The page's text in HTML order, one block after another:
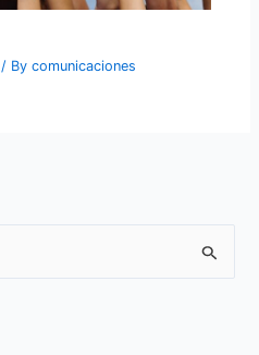
/ Bycomunicaciones